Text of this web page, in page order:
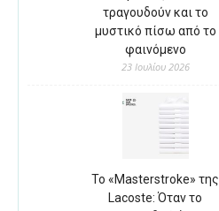
τραγουδούν και το
μυστικό πίσω από το
φαινόμενο
23 Ιουλίου 2026
Το «Masterstroke» της
Lacoste: Όταν το